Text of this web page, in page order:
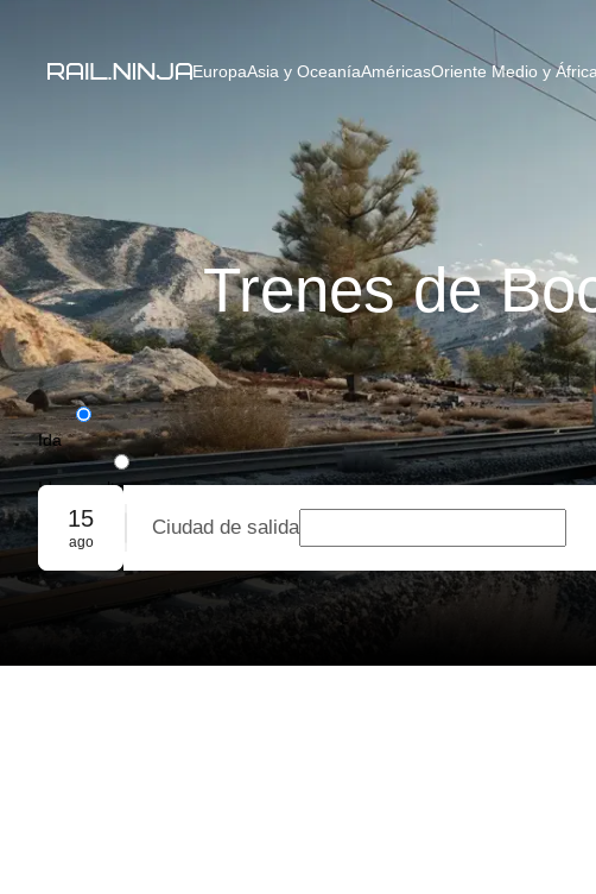
EuropaAsia y OceaníaAméricasOriente Medio y África
Trenes de
Ida
Ida y vuelta
Reserva grupal
15
ago
Ciudad de salida